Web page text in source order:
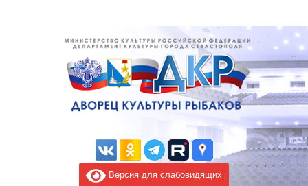
Версия для слабовидящих